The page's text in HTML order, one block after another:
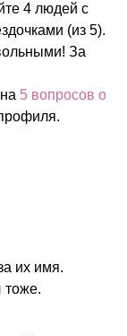
4 людей с
(из 5).
За
5 вопросов о
их имя.
тоже.